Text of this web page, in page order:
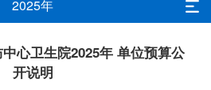
2025年
心卫生院2025年 单位预算公
开说明